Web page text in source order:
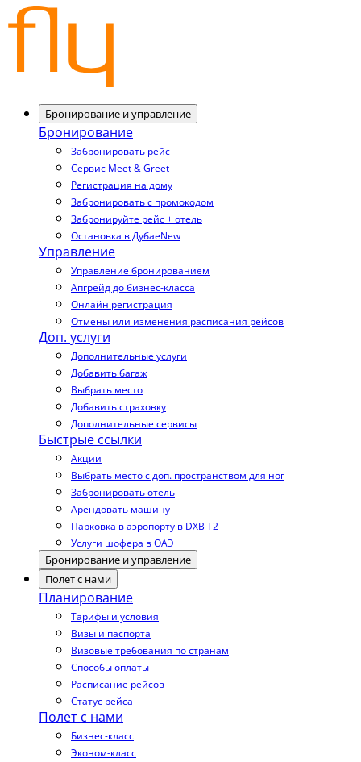
Бронирование и управление
Бронирование
Забронировать рейс
Сервис Meet & Greet
Регистрация на дому
Забронировать с промокодом
Забронируйте рейс + отель
Остановка в ДубаеNew
Управление
Управление бронированием
Апгрейд до бизнес-класса
Онлайн регистрация
Отмены или изменения расписания рейсов
Доп. услуги
Дополнительные услуги
Добавить багаж
Выбрать место
Добавить страховку
Дополнительные сервисы
Быстрые ссылки
Акции
Выбрать место с доп. пространством для ног
Забронировать отель
Арендовать машину
Парковка в аэропорту в DXB T2
Услуги шофера в ОАЭ
Бронирование и управление
Полет с нами
Планирование
Тарифы и условия
Визы и паспорта
Визовые требования по странам
Способы оплаты
Расписание рейсов
Статус рейса
Полет с нами
Бизнес-класс
Эконом-класс